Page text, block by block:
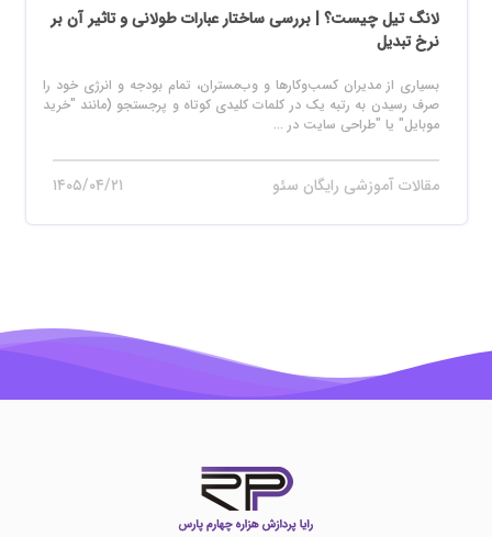
لانگ تیل چیست؟ | بررسی ساختار عبارات طولانی و تاثیر آن بر
نرخ تبدیل
بسیاری از مدیران کسب‌وکارها و وب‌مستران، تمام بودجه و انرژی خود را
صرف رسیدن به رتبه یک در کلمات کلیدی کوتاه و پرجستجو (مانند "خرید
موبایل" یا "طراحی سایت در ...
مقالات آموزشی رایگان سئو ۱۴۰۵/۰۴/۲۱